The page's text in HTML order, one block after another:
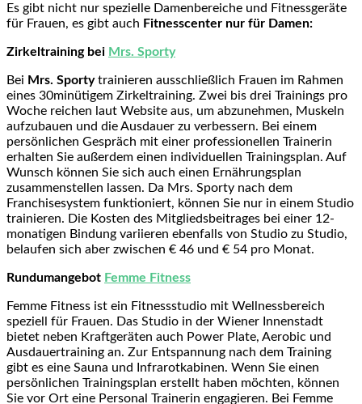
Es gibt nicht nur spezielle Damenbereiche und Fitnessgeräte
für Frauen, es gibt auch Fitnesscenter nur für Damen:
Zirkeltraining bei Mrs. Sporty
Bei Mrs. Sportytrainieren ausschließlich Frauen im Rahmen
eines 30minütigem Zirkeltraining. Zwei bis drei Trainings pro
Woche reichen laut Website aus, um abzunehmen, Muskeln
aufzubauen und die Ausdauer zu verbessern. Bei einem
persönlichen Gespräch mit einer professionellen Trainerin
erhalten Sie außerdem einen individuellen Trainingsplan. Auf
Wunsch können Sie sich auch einen Ernährungsplan
zusammenstellen lassen. Da Mrs. Sporty nach dem
Franchisesystem funktioniert, können Sie nur in einem Studio
trainieren. Die Kosten des Mitgliedsbeitrages bei einer 12-
monatigen Bindung variieren ebenfalls von Studio zu Studio,
belaufen sich aber zwischen € 46 und € 54 pro Monat.
Rundumangebot Femme Fitness
Femme Fitness ist ein Fitnessstudio mit Wellnessbereich
speziell für Frauen. Das Studio in der Wiener Innenstadt
bietet neben Kraftgeräten auch Power Plate, Aerobic und
Ausdauertraining an. Zur Entspannung nach dem Training
gibt es eine Sauna und Infrarotkabinen. Wenn Sie einen
persönlichen Trainingsplan erstellt haben möchten, können
Sie vor Ort eine Personal Trainerin engagieren. Bei Femme